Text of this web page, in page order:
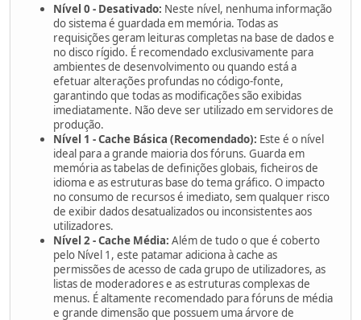
Nível 0 - Desativado: Neste nível, nenhuma informação
do sistema é guardada em memória. Todas as
requisições geram leituras completas na base de dados e
no disco rígido. É recomendado exclusivamente para
ambientes de desenvolvimento ou quando está a
efetuar alterações profundas no código-fonte,
garantindo que todas as modificações são exibidas
imediatamente. Não deve ser utilizado em servidores de
produção.
Nível 1 - Cache Básica (Recomendado): Este é o nível
ideal para a grande maioria dos fóruns. Guarda em
memória as tabelas de definições globais, ficheiros de
idioma e as estruturas base do tema gráfico. O impacto
no consumo de recursos é imediato, sem qualquer risco
de exibir dados desatualizados ou inconsistentes aos
utilizadores.
Nível 2 - Cache Média: Além de tudo o que é coberto
pelo Nível 1, este patamar adiciona à cache as
permissões de acesso de cada grupo de utilizadores, as
listas de moderadores e as estruturas complexas de
menus. É altamente recomendado para fóruns de média
e grande dimensão que possuem uma árvore de